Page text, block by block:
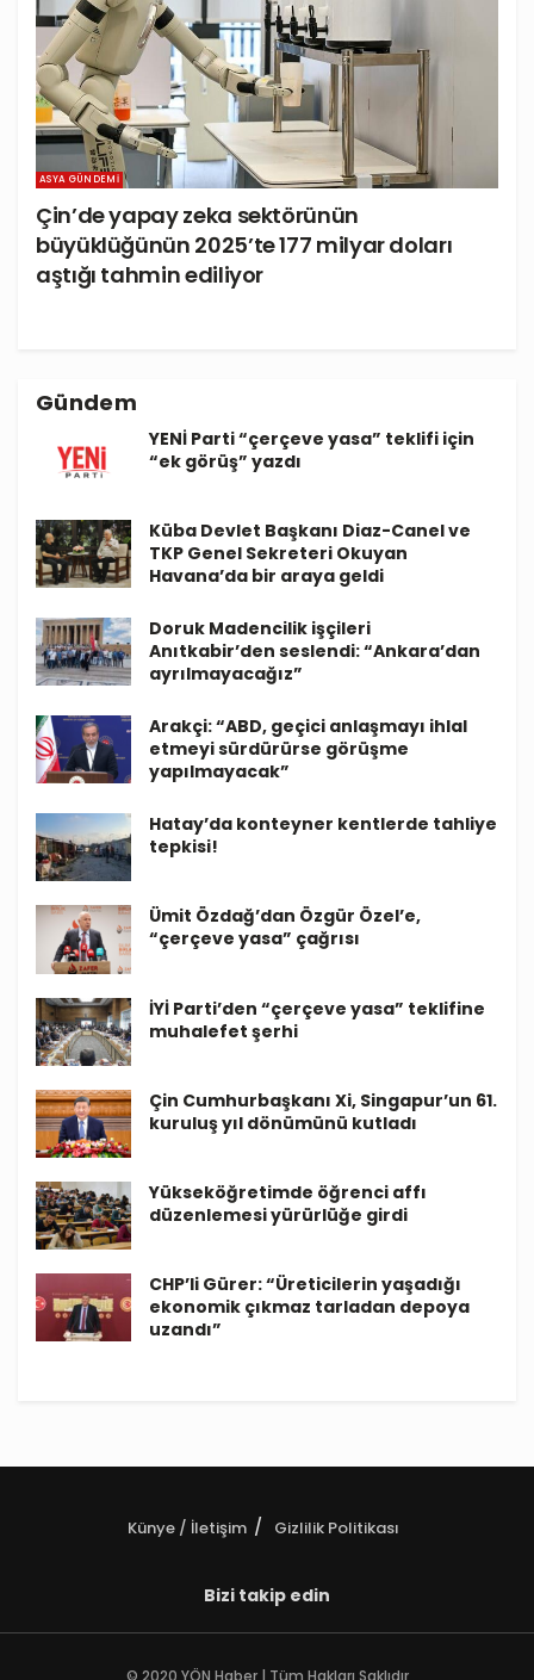
ASYA GÜNDEMI
Çin’de yapay zeka sektörünün
büyüklüğünün 2025’te 177 milyar doları
aştığı tahmin ediliyor
Gündem
YENİ Parti “çerçeve yasa” teklifi için
“ek görüş” yazdı
Küba Devlet Başkanı Diaz-Canel ve
TKP Genel Sekreteri Okuyan
Havana’da bir araya geldi
Doruk Madencilik işçileri
Anıtkabir’den seslendi: “Ankara’dan
ayrılmayacağız”
Arakçi: “ABD, geçici anlaşmayı ihlal
etmeyi sürdürürse görüşme
yapılmayacak”
Hatay’da konteyner kentlerde tahliye
tepkisi!
Ümit Özdağ’dan Özgür Özel’e,
“çerçeve yasa” çağrısı
İYİ Parti’den “çerçeve yasa” teklifine
muhalefet şerhi
Çin Cumhurbaşkanı Xi, Singapur’un 61.
kuruluş yıl dönümünü kutladı
Yükseköğretimde öğrenci affı
düzenlemesi yürürlüğe girdi
CHP’li Gürer: “Üreticilerin yaşadığı
ekonomik çıkmaz tarladan depoya
uzandı”
Künye / İletişim Gizlilik Politikası
Bizi takip edin
© 2020 YÖN Haber | Tüm Hakları Saklıdır